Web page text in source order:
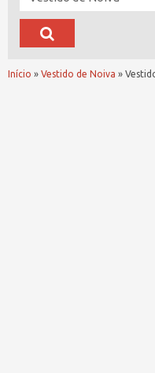
Início » Vestido de Noiva »